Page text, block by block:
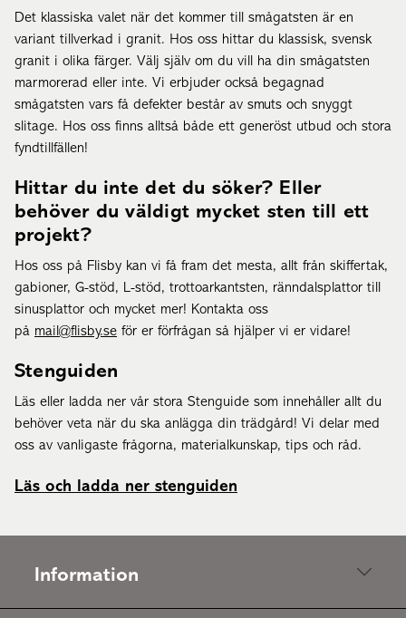
Det klassiska valet när det kommer till smågatsten är en
variant tillverkad i granit. Hos oss hittar du klassisk, svensk
granit i olika färger. Välj själv om du vill ha din smågatsten
marmorerad eller inte. Vi erbjuder också begagnad
smågatsten vars få defekter består av smuts och snyggt
slitage. Hos oss finns alltså både ett generöst utbud och stora
fyndtillfällen!
Hittar du inte det du söker? Eller
behöver du väldigt mycket sten till ett
projekt?
Hos oss på Flisby kan vi få fram det mesta, allt från skiffertak,
gabioner, G-stöd, L-stöd, trottoarkantsten, ränndalsplattor till
sinusplattor och mycket mer! Kontakta oss
på mail@flisby.se för er förfrågan så hjälper vi er vidare!
Stenguiden
Läs eller ladda ner vår stora Stenguide som innehåller allt du
behöver veta när du ska anlägga din trädgård! Vi delar med
oss av vanligaste frågorna, materialkunskap, tips och råd.
Läs och ladda ner stenguiden
Information